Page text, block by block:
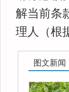
解当前条
理人（根
图文新闻